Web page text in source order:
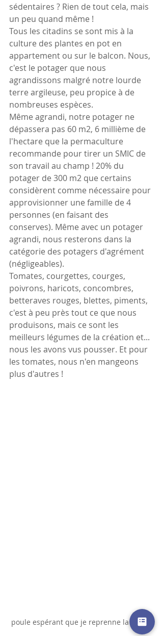
sédentaires ? Rien de tout cela, mais
un peu quand même !
Tous les citadins se sont mis à la
culture des plantes en pot en
appartement ou sur le balcon. Nous,
c'est le potager que nous
agrandissons malgré notre lourde
terre argileuse, peu propice à de
nombreuses espèces.
Même agrandi, notre potager ne
dépassera pas 60 m2, 6 millième de
l'hectare que la permaculture
recommande pour tirer un SMIC de
son travail au champ ! 20% du
potager de 300 m2 que certains
considèrent comme nécessaire pour
approvisionner une famille de 4
personnes (en faisant des
conserves). Même avec un potager
agrandi, nous resterons dans la
catégorie des potagers d'agrément
(négligeables).
Tomates, courgettes, courges,
poivrons, haricots, concombres,
betteraves rouges, blettes, piments,
c'est à peu près tout ce que nous
produisons, mais ce sont les
meilleurs légumes de la création et...
nous les avons vus pousser. Et pour
les tomates, nous n'en mangeons
plus d'autres !
poule espérant que je reprenne la bêche